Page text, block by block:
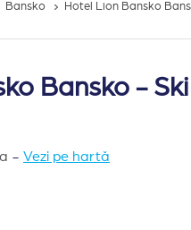
Bansko Hotel Lion Bansko
Bansko -
- Vezi pe hartă